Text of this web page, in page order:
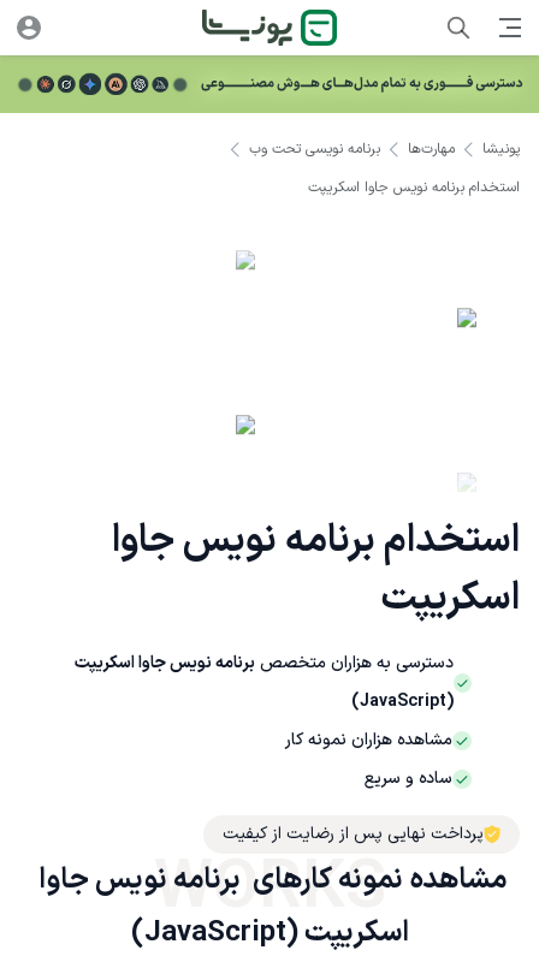
استخدام برنامه نویس جاوا
اسکریپت
دسترسی به هزاران متخصص برنامه نویس جاوا اسکریپت
(JavaScript)
مشاهده هزاران نمونه کار
ساده و سریع
پرداخت نهایی پس از رضایت از کیفیت
پونیشا مهارت‌ها
برنامه نویسی تحت وب
استخدام برنامه نویس جاوا اسکریپت
مشاهده نمونه کارهای  برنامه نویس جاوا
اسکریپت (JavaScript)
WORKS